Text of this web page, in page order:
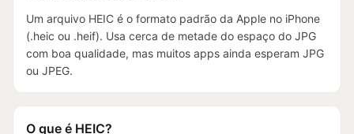
Um arquivo HEIC é o formato padrão da Apple no iPhone
(.heic ou .heif). Usa cerca de metade do espaço do JPG
com boa qualidade, mas muitos apps ainda esperam JPG
ou JPEG.
O que é HEIC?